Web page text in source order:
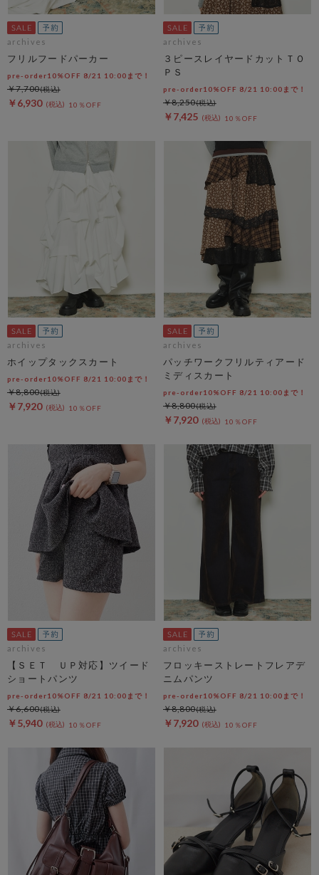
archives
フリルフードパーカー
pre-order10%OFF 8/21 10:00まで！
￥6,930 10％OFF
￥7,700
archives
３ピースレイヤードカットＴＯ
ＰＳ
pre-order10%OFF 8/21 10:00まで！
￥7,425 10％OFF
￥8,250
archives
ホイップタックスカート
pre-order10%OFF 8/21 10:00まで！
￥7,920 10％OFF
￥8,800
archives
パッチワークフリルティアード
ミディスカート
pre-order10%OFF 8/21 10:00まで！
￥7,920 10％OFF
￥8,800
archives
【ＳＥＴ ＵＰ対応】ツイード
ショートパンツ
pre-order10%OFF 8/21 10:00まで！
￥5,940 10％OFF
￥6,600
archives
フロッキーストレートフレアデ
ニムパンツ
pre-order10%OFF 8/21 10:00まで！
￥7,920 10％OFF
￥8,800